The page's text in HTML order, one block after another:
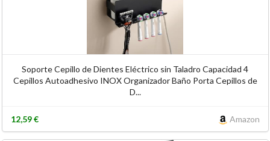
Soporte Cepillo de Dientes Eléctrico sin Taladro Capacidad 4
Cepillos Autoadhesivo INOX Organizador Baño Porta Cepillos de
D...
Amazon
12,59 €